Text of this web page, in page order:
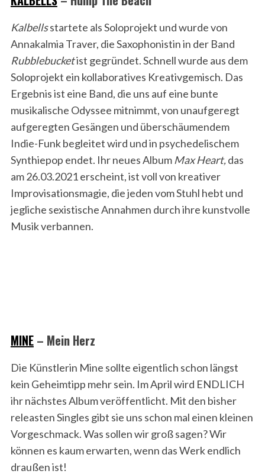
Kalbellsstartete als Soloprojekt und wurde von
Annakalmia Traver, die Saxophonistin in der Band
Rubblebucketist gegründet. Schnell wurde aus dem
Soloprojekt ein kollaboratives Kreativgemisch. Das
Ergebnis ist eine Band, die uns auf eine bunte
musikalische Odyssee mitnimmt, von unaufgeregt
aufgeregten Gesängen und überschäumendem
Indie-Funk begleitet wird und in psychedelischem
Synthiepop endet. Ihr neues Album Max Heart,das
am 26.03.2021 erscheint, ist voll von kreativer
Improvisationsmagie, die jeden vom Stuhl hebt und
jegliche sexistische Annahmen durch ihre kunstvolle
Musik verbannen.
MINE– Mein Herz
Die Künstlerin Mine sollte eigentlich schon längst
kein Geheimtipp mehr sein. Im April wird ENDLICH
ihr nächstes Album veröffentlicht. Mit den bisher
releasten Singles gibt sie uns schon mal einen kleinen
Vorgeschmack. Was sollen wir groß sagen? Wir
können es kaum erwarten, wenn das Werk endlich
draußen ist!